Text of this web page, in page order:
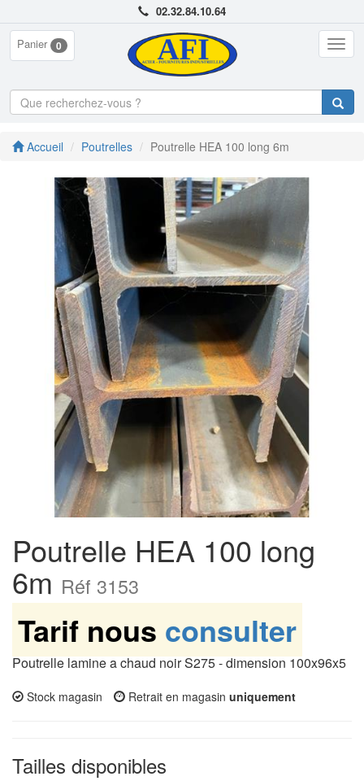
02.32.84.10.64
Panier 0
Accueil Poutrelles Poutrelle HEA 100 long 6m
Poutrelle HEA 100 long
6m Réf 3153
Tarif nous consulter
Poutrelle lamine a chaud noir S275 - dimension 100x96x5
Stock magasin Retrait en magasin uniquement
Tailles disponibles